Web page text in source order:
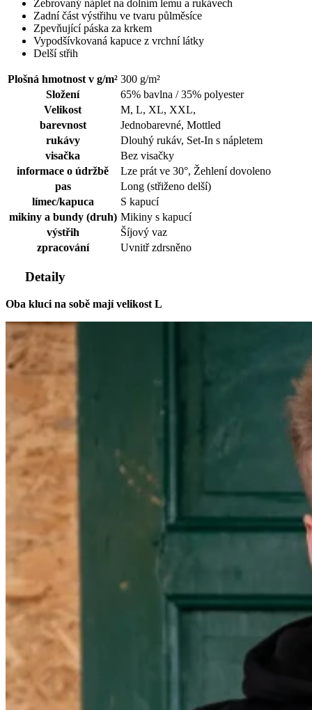
Žebrovaný náplet na dolním lemu a rukávech
Zadní část výstřihu ve tvaru půlměsíce
Zpevňující páska za krkem
Vypodšívkovaná kapuce z vrchní látky
Delší střih
Plošná hmotnost v g/m² 300 g/m²
Složení
65% bavlna / 35% polyester
Velikost
M, L, XL, XXL,
barevnost
Jednobarevné, Mottled
rukávy
Dlouhý rukáv, Set-In s nápletem
visačka
Bez visačky
informace o údržbě
Lze prát ve 30°, Žehlení dovoleno
pas
Long (střiženo delší)
límec/kapuca
S kapucí
mikiny a bundy (druh) Mikiny s kapucí
výstřih
Šíjový vaz
zpracování
Uvnitř zdrsněno
Detaily
Oba kluci na sobě mají velikost L